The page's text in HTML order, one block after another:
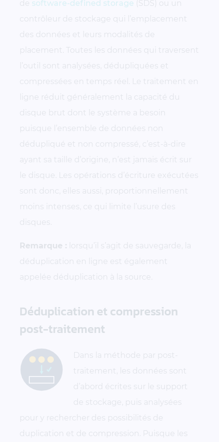
de software-defined storage (SDS) ou un
contrôleur de stockage qui l’emplacement
des données et leurs modalités de
placement. Toutes les données qui traversent
l’outil sont analysées, dédupliquées et
compressées en temps réel. Le traitement en
ligne réduit généralement la capacité du
disque brut dont le système a besoin
puisque l’ensemble de données non
dédupliqué et non compressé, c’est-à-dire
ayant sa taille d’origine, n’est jamais écrit sur
le disque. Les opérations d’écriture exécutées
sont donc, elles aussi, proportionnellement
moins intenses, ce qui limite l’usure des
disques.
Remarque : lorsqu’il s’agit de sauvegarde, la
déduplication en ligne est également
appelée déduplication à la source.
Déduplication et compression
post-traitement
Dans la méthode par post-
traitement, les données sont
d’abord écrites sur le support
de stockage, puis analysées
pour y rechercher des possibilités de
duplication et de compression. Puisque les